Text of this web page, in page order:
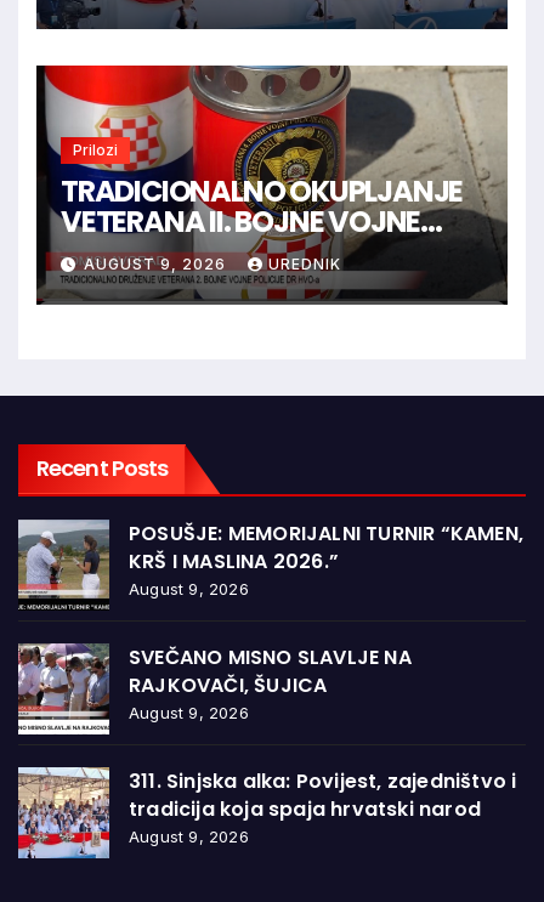
Prilozi
TRADICIONALNO OKUPLJANJE
VETERANA II. BOJNE VOJNE
POLICIJE HVO-a -
TOMISLAVGRAD
AUGUST 9, 2026 UREDNIK
Recent Posts
POSUŠJE: MEMORIJALNI TURNIR “KAMEN,
KRŠ I MASLINA 2026.”
August 9, 2026
SVEČANO MISNO SLAVLJE NA
RAJKOVAČI, ŠUJICA
August 9, 2026
311. Sinjska alka: Povijest, zajedništvo i
tradicija koja spaja hrvatski narod
August 9, 2026